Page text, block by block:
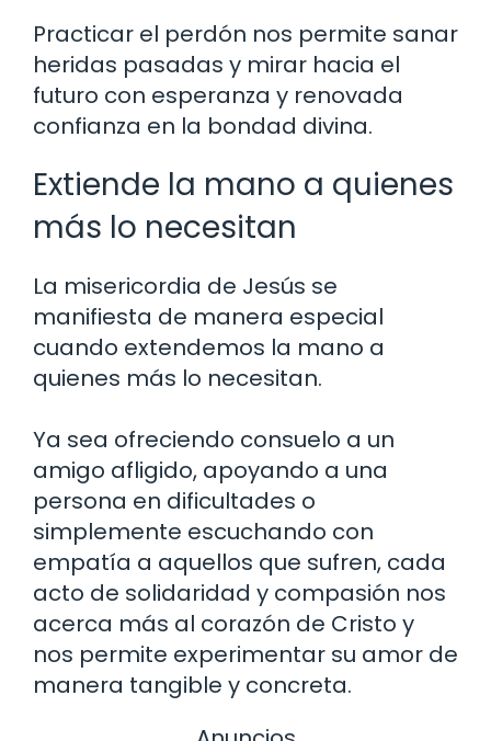
Practicar el perdón nos permite sanar
heridas pasadas y mirar hacia el
futuro con esperanza y renovada
confianza en la bondad divina.
Extiende la mano a quienes
más lo necesitan
La misericordia de Jesús se
manifiesta de manera especial
cuando extendemos la mano a
quienes más lo necesitan.
Ya sea ofreciendo consuelo a un
amigo afligido, apoyando a una
persona en dificultades o
simplemente escuchando con
empatía a aquellos que sufren, cada
acto de solidaridad y compasión nos
acerca más al corazón de Cristo y
nos permite experimentar su amor de
manera tangible y concreta.